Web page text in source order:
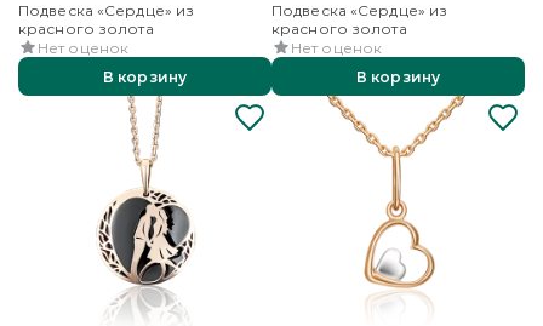
Подвеска «Сердце» из
красного золота
Нет оценок
В корзину
Подвеска «Сердце» из
красного золота
Нет оценок
В корзину